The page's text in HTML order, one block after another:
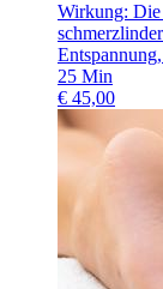
Wirkung: Die
25 Min
€ 45,00